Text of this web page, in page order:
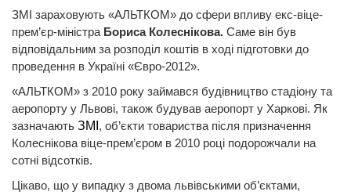
ЗМІ зараховують «АЛЬТКОМ» до сфери впливу екс-віце-
прем’єр-міністра Бориса Колеснікова. Саме він був
відповідальним за розподіл коштів в ході підготовки до
проведення в Україні «Євро-2012».
«АЛЬТКОМ» з 2010 року займався будівництво стадіону та
аеропорту у Львові, також будував аеропорт у Харкові. Як
зазначають ЗМІ , об’єкти товариства після призначення
Колеснікова віце-прем’єром в 2010 році подорожчали на
сотні відсотків.
Цікаво, що у випадку з двома львівськими об’єктами,